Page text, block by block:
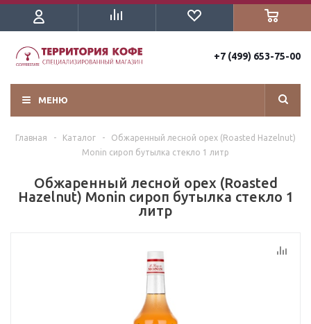
+7 (499) 653-75-00
МЕНЮ
Главная - Каталог -
Обжаренный лесной орех (Roasted Hazelnut)
Monin сироп бутылка стекло 1 литр
Обжаренный лесной орех (Roasted
Hazelnut) Monin сироп бутылка стекло 1
литр